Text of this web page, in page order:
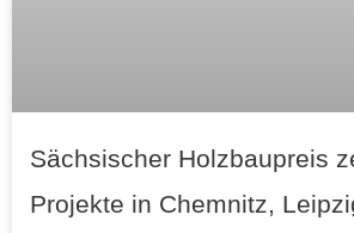
Sächsischer Holzbaupreis
Projekte in Chemnitz,